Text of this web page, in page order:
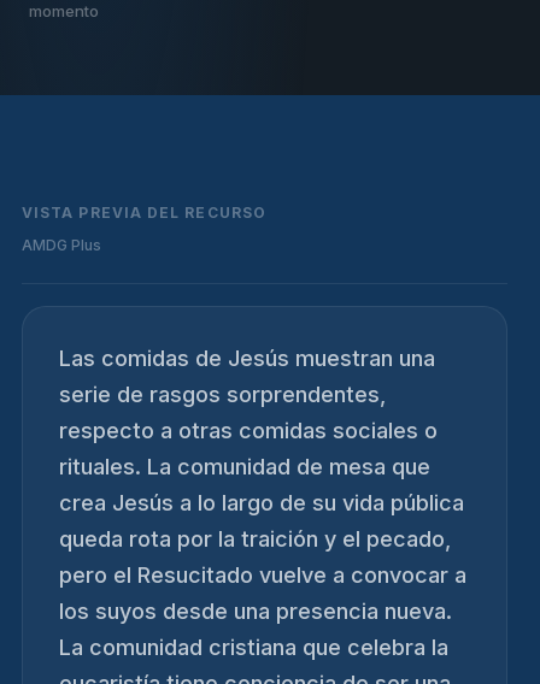
momento
VISTA PREVIA DEL RECURSO
AMDG Plus
Las comidas de Jesús muestran una
serie de rasgos sorprendentes,
respecto a otras comidas sociales o
rituales. La comunidad de mesa que
crea Jesús a lo largo de su vida pública
queda rota por la traición y el pecado,
pero el Resucitado vuelve a convocar a
los suyos desde una presencia nueva.
La comunidad cristiana que celebra la